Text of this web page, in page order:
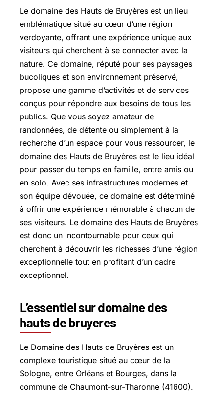
Le domaine des Hauts de Bruyères est un lieu
emblématique situé au cœur d’une région
verdoyante, offrant une expérience unique aux
visiteurs qui cherchent à se connecter avec la
nature. Ce domaine, réputé pour ses paysages
bucoliques et son environnement préservé,
propose une gamme d’activités et de services
conçus pour répondre aux besoins de tous les
publics. Que vous soyez amateur de
randonnées, de détente ou simplement à la
recherche d’un espace pour vous ressourcer, le
domaine des Hauts de Bruyères est le lieu idéal
pour passer du temps en famille, entre amis ou
en solo. Avec ses infrastructures modernes et
son équipe dévouée, ce domaine est déterminé
à offrir une expérience mémorable à chacun de
ses visiteurs. Le domaine des Hauts de Bruyères
est donc un incontournable pour ceux qui
cherchent à découvrir les richesses d’une région
exceptionnelle tout en profitant d’un cadre
exceptionnel.
L’essentiel sur domaine des
hauts de bruyeres
Le Domaine des Hauts de Bruyères est un
complexe touristique situé au cœur de la
Sologne, entre Orléans et Bourges, dans la
commune de Chaumont-sur-Tharonne (41600).